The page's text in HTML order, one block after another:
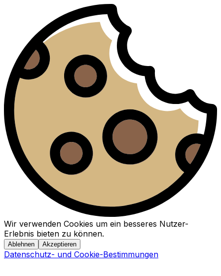
Wir verwenden Cookies um ein besseres Nutzer-
Erlebnis bieten zu können.
Ablehnen Akzeptieren
Datenschutz- und Cookie-Bestimmungen